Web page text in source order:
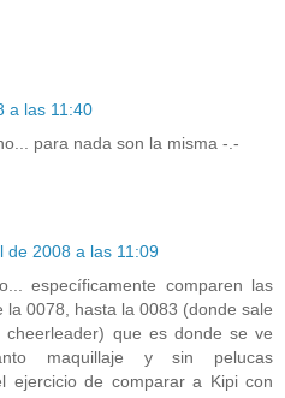
a las 11:40
para nada son la misma -.-
de 2008 a las 11:09
específicamente comparen las
la 0078, hasta la 0083 (donde sale
que es donde se ve
maquillaje y sin pelucas
ejercicio de comparar a Kipi con